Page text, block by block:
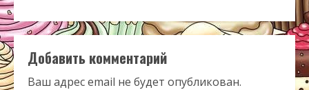
Добавить комментарий
Ваш адрес email не будет опубликован.